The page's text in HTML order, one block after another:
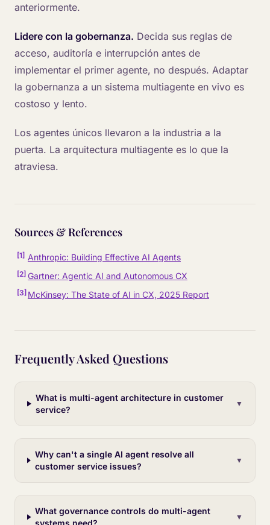
anteriormente.
Lidere con la gobernanza. Decida sus reglas de
acceso, auditoría e interrupción antes de
implementar el primer agente, no después. Adaptar
la gobernanza a un sistema multiagente en vivo es
costoso y lento.
Los agentes únicos llevaron a la industria a la
puerta. La arquitectura multiagente es lo que la
atraviesa.
Sources & References
[1] Anthropic: Building Effective AI Agents
[2] Gartner: Agentic AI and Autonomous CX
[3] McKinsey: The State of AI in CX, 2025 Report
Frequently Asked Questions
What is multi-agent architecture in customer
service?
▼
Why can't a single AI agent resolve all
customer service issues?
▼
What governance controls do multi-agent
systems need?
▼